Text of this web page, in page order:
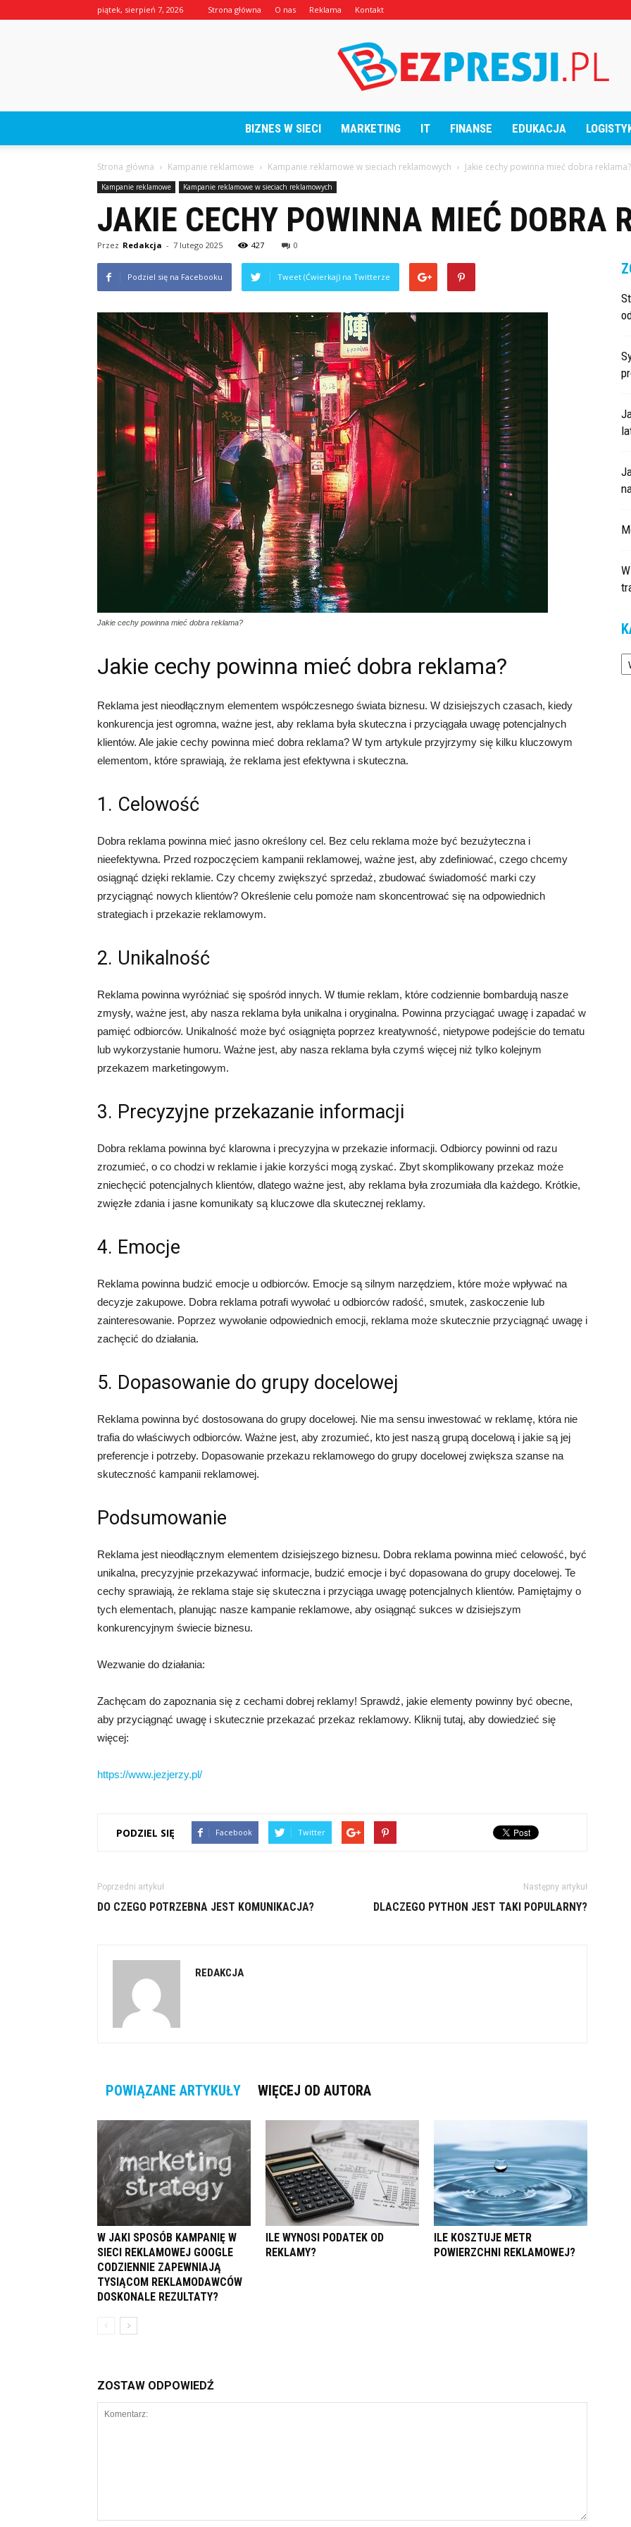
piątek, sierpień 7, 2026 Strona główna O nas Reklama Kontakt
BezPresji.pl
BIZNES W SIECI MARKETING IT FINANSE EDUKACJA
Strona główna Kampanie reklamowe Kampanie reklamowe w sieciach reklamowych Jakie cechy powinna mieć dobra reklama?
Kampanie reklamowe Kampanie reklamowe w sieciach reklamowych
JAKIE CECHY POWINNA MIEĆ DOBRA
Przez Redakcja - 7 lutego 2025 427 0
Podziel się na Facebooku Tweet (Ćwierkaj) na Twitterze
Jakie cechy powinna mieć dobra reklama?
Jakie cechy powinna mieć dobra reklama?
Reklama jest nieodłącznym elementem współczesnego świata biznesu. W dzisiejszych czasach, kiedy
konkurencja jest ogromna, ważne jest, aby reklama była skuteczna i przyciągała uwagę potencjalnych
klientów. Ale jakie cechy powinna mieć dobra reklama? W tym artykule przyjrzymy się kilku kluczowym
elementom, które sprawiają, że reklama jest efektywna i skuteczna.
1. Celowość
Dobra reklama powinna mieć jasno określony cel. Bez celu reklama może być bezużyteczna i
nieefektywna. Przed rozpoczęciem kampanii reklamowej, ważne jest, aby zdefiniować, czego chcemy
osiągnąć dzięki reklamie. Czy chcemy zwiększyć sprzedaż, zbudować świadomość marki czy
przyciągnąć nowych klientów? Określenie celu pomoże nam skoncentrować się na odpowiednich
strategiach i przekazie reklamowym.
2. Unikalność
Reklama powinna wyróżniać się spośród innych. W tłumie reklam, które codziennie bombardują nasze
zmysły, ważne jest, aby nasza reklama była unikalna i oryginalna. Powinna przyciągać uwagę i zapadać w
pamięć odbiorców. Unikalność może być osiągnięta poprzez kreatywność, nietypowe podejście do tematu
lub wykorzystanie humoru. Ważne jest, aby nasza reklama była czymś więcej niż tylko kolejnym
przekazem marketingowym.
3. Precyzyjne przekazanie informacji
Dobra reklama powinna być klarowna i precyzyjna w przekazie informacji. Odbiorcy powinni od razu
zrozumieć, o co chodzi w reklamie i jakie korzyści mogą zyskać. Zbyt skomplikowany przekaz może
zniechęcić potencjalnych klientów, dlatego ważne jest, aby reklama była zrozumiała dla każdego. Krótkie,
zwięzłe zdania i jasne komunikaty są kluczowe dla skutecznej reklamy.
4. Emocje
Reklama powinna budzić emocje u odbiorców. Emocje są silnym narzędziem, które może wpływać na
decyzje zakupowe. Dobra reklama potrafi wywołać u odbiorców radość, smutek, zaskoczenie lub
zainteresowanie. Poprzez wywołanie odpowiednich emocji, reklama może skutecznie przyciągnąć uwagę i
zachęcić do działania.
5. Dopasowanie do grupy docelowej
Reklama powinna być dostosowana do grupy docelowej. Nie ma sensu inwestować w reklamę, która nie
trafia do właściwych odbiorców. Ważne jest, aby zrozumieć, kto jest naszą grupą docelową i jakie są jej
preferencje i potrzeby. Dopasowanie przekazu reklamowego do grupy docelowej zwiększa szanse na
skuteczność kampanii reklamowej.
Podsumowanie
Reklama jest nieodłącznym elementem dzisiejszego biznesu. Dobra reklama powinna mieć celowość, być
unikalna, precyzyjnie przekazywać informacje, budzić emocje i być dopasowana do grupy docelowej. Te
cechy sprawiają, że reklama staje się skuteczna i przyciąga uwagę potencjalnych klientów. Pamiętajmy o
tych elementach, planując nasze kampanie reklamowe, aby osiągnąć sukces w dzisiejszym
konkurencyjnym świecie biznesu.
Wezwanie do działania:
Zachęcam do zapoznania się z cechami dobrej reklamy! Sprawdź, jakie elementy powinny być obecne,
aby przyciągnąć uwagę i skutecznie przekazać przekaz reklamowy. Kliknij tutaj, aby dowiedzieć się
więcej:
https://www.jezjerzy.pl/
PODZIEL SIĘ Facebook Twitter
Poprzedni artykuł
DO CZEGO POTRZEBNA JEST KOMUNIKACJA?
Następny artykuł
DLACZEGO PYTHON JEST TAKI POPULARNY?
REDAKCJA
POWIĄZANE ARTYKUŁY WIĘCEJ OD AUTORA
W JAKI SPOSÓB KAMPANIĘ W
SIECI REKLAMOWEJ GOOGLE
CODZIENNIE ZAPEWNIAJĄ
TYSIĄCOM REKLAMODAWCÓW
DOSKONALE REZULTATY?
ILE WYNOSI PODATEK OD
REKLAMY?
ILE KOSZTUJE METR
POWIERZCHNI REKLAMOWEJ?
ZOSTAW ODPOWIEDŹ